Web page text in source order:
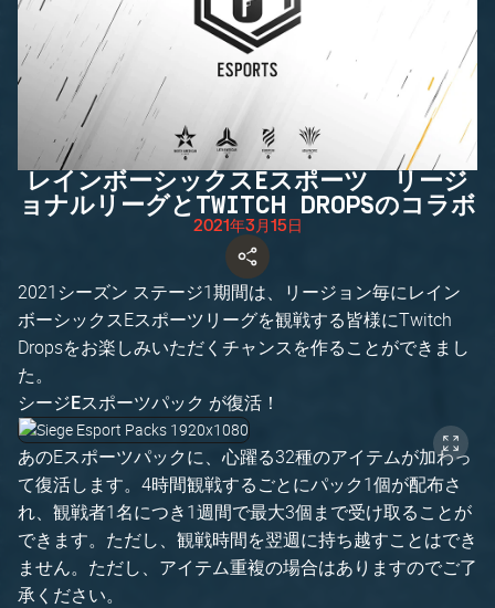
レインボーシックスEスポーツ リージ
ョナルリーグとTWITCH DROPSのコラボ
2021年3月15日
2021シーズン ステージ1期間は、リージョン毎にレイン
ボーシックスEスポーツリーグを観戦する皆様にTwitch
Dropsをお楽しみいただくチャンスを作ることができまし
た。
シージEスポーツパック が復活！
あのEスポーツパックに、心躍る32種のアイテムが加わっ
て復活します。4時間観戦するごとにパック1個が配布さ
れ、観戦者1名につき1週間で最大3個まで受け取ることが
できます。ただし、観戦時間を翌週に持ち越すことはでき
ません。ただし、アイテム重複の場合はありますのでご了
承ください。